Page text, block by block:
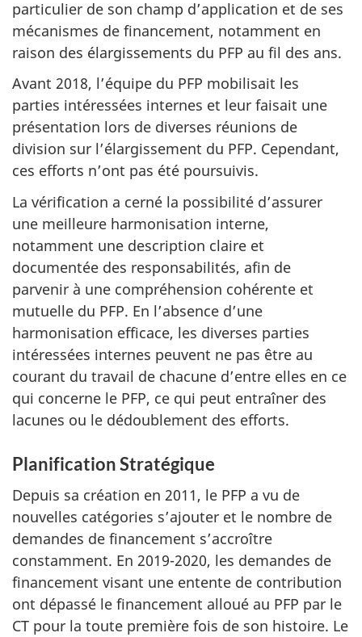
particulier de son champ d’application et de ses
mécanismes de financement, notamment en
raison des élargissements du PFP au fil des ans.
Avant 2018, l’équipe du PFP mobilisait les
parties intéressées internes et leur faisait une
présentation lors de diverses réunions de
division sur l’élargissement du PFP. Cependant,
ces efforts n’ont pas été poursuivis.
La vérification a cerné la possibilité d’assurer
une meilleure harmonisation interne,
notamment une description claire et
documentée des responsabilités, afin de
parvenir à une compréhension cohérente et
mutuelle du PFP. En l’absence d’une
harmonisation efficace, les diverses parties
intéressées internes peuvent ne pas être au
courant du travail de chacune d’entre elles en ce
qui concerne le PFP, ce qui peut entraîner des
lacunes ou le dédoublement des efforts.
Planification Stratégique
Depuis sa création en 2011, le PFP a vu de
nouvelles catégories s’ajouter et le nombre de
demandes de financement s’accroître
constamment. En 2019-2020, les demandes de
financement visant une entente de contribution
ont dépassé le financement alloué au PFP par le
CT pour la toute première fois de son histoire. Le